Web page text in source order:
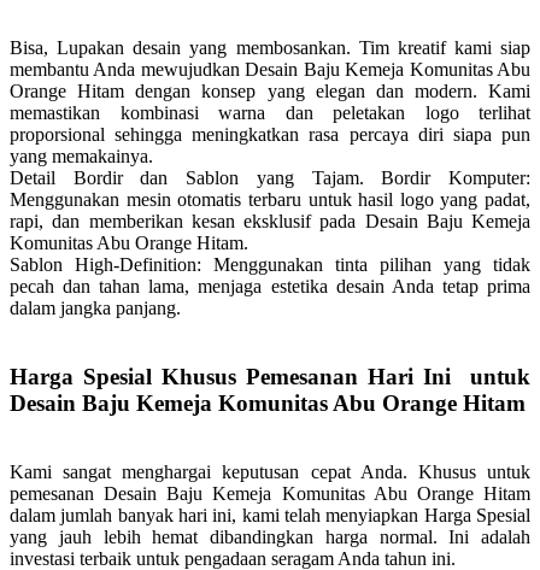
Bisa, Lupakan desain yang membosankan. Tim kreatif kami siap
membantu Anda mewujudkan Desain Baju Kemeja Komunitas Abu
Orange Hitam dengan konsep yang elegan dan modern. Kami
memastikan kombinasi warna dan peletakan logo terlihat
proporsional sehingga meningkatkan rasa percaya diri siapa pun
yang memakainya.
Detail Bordir dan Sablon yang Tajam.Bordir Komputer:
Menggunakan mesin otomatis terbaru untuk hasil logo yang padat,
rapi, dan memberikan kesan eksklusif pada Desain Baju Kemeja
Komunitas Abu Orange Hitam.
Sablon High-Definition: Menggunakan tinta pilihan yang tidak
pecah dan tahan lama, menjaga estetika desain Anda tetap prima
dalam jangka panjang.
Harga Spesial Khusus Pemesanan Hari Ini untuk
Desain Baju Kemeja Komunitas Abu Orange Hitam
Kami sangat menghargai keputusan cepat Anda. Khusus untuk
pemesanan Desain Baju Kemeja Komunitas Abu Orange Hitam
dalam jumlah banyak hari ini, kami telah menyiapkan Harga Spesial
yang jauh lebih hemat dibandingkan harga normal. Ini adalah
investasi terbaik untuk pengadaan seragam Anda tahun ini.